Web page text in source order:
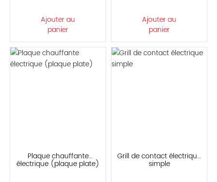
Ajouter au
panier
Ajouter au
panier
Plaque chauffante
électrique (plaque plate)
Grill de contact électrique
simple